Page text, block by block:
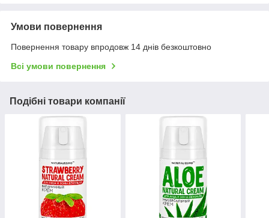
Умови повернення
Повернення товару впродовж 14 днів безкоштовно
Всі умови повернення
Подібні товари компанії